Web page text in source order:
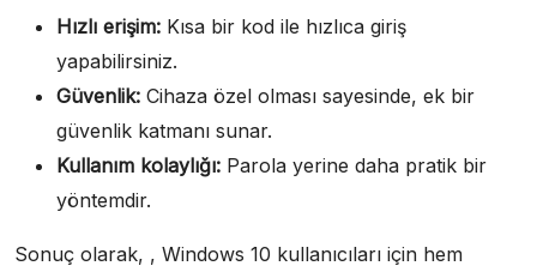
Hızlı erişim: Kısa bir kod ile hızlıca giriş
yapabilirsiniz.
Güvenlik: Cihaza özel olması sayesinde, ek bir
güvenlik katmanı sunar.
Kullanım kolaylığı: Parola yerine daha pratik bir
yöntemdir.
Sonuç olarak, , Windows 10 kullanıcıları için hem